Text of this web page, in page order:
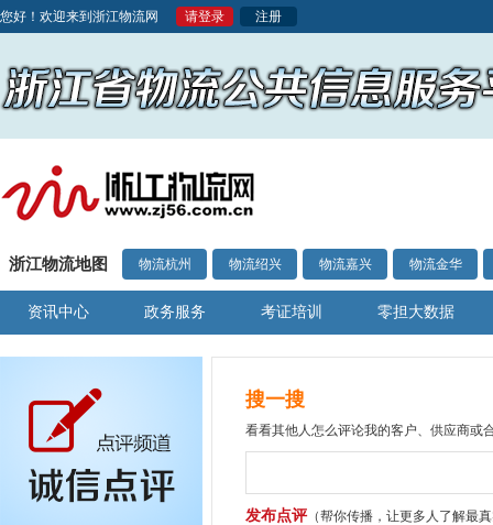
您好！欢迎来到浙江物流网 请登录 注册
浙江物流地图 物流杭州 物流绍兴 物流嘉兴 物流金华
资讯中心 政务服务 考证培训 零担大数据
搜一搜
看看其他人怎么评论我的客户、供应商或
发布点评（帮你传播，让更多人了解最